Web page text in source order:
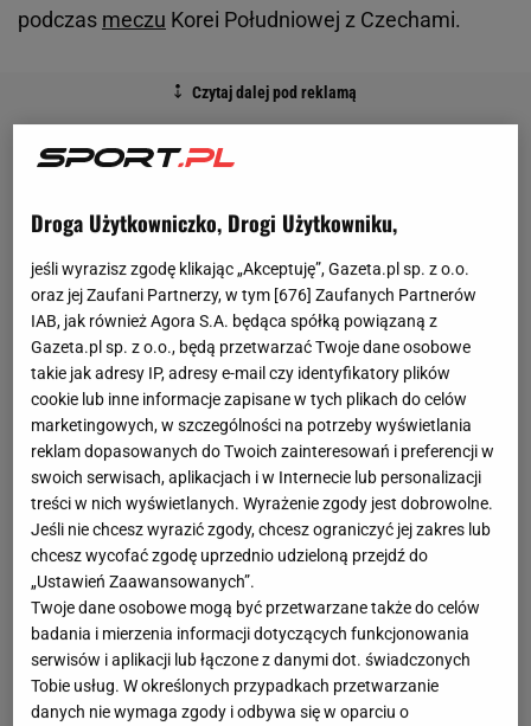
podczas meczu Korei Południowej z Czechami.
Droga Użytkowniczko, Drogi Użytkowniku,
jeśli wyrazisz zgodę klikając „Akceptuję”, Gazeta.pl sp. z o.o.
oraz jej Zaufani Partnerzy, w tym [676] Zaufanych Partnerów
IAB, jak również Agora S.A. będąca spółką powiązaną z
Gazeta.pl sp. z o.o., będą przetwarzać Twoje dane osobowe
takie jak adresy IP, adresy e-mail czy identyfikatory plików
cookie lub inne informacje zapisane w tych plikach do celów
marketingowych, w szczególności na potrzeby wyświetlania
reklam dopasowanych do Twoich zainteresowań i preferencji w
swoich serwisach, aplikacjach i w Internecie lub personalizacji
treści w nich wyświetlanych. Wyrażenie zgody jest dobrowolne.
Jeśli nie chcesz wyrazić zgody, chcesz ograniczyć jej zakres lub
chcesz wycofać zgodę uprzednio udzieloną przejdź do
„Ustawień Zaawansowanych”.
Twoje dane osobowe mogą być przetwarzane także do celów
badania i mierzenia informacji dotyczących funkcjonowania
serwisów i aplikacji lub łączone z danymi dot. świadczonych
Tobie usług. W określonych przypadkach przetwarzanie
danych nie wymaga zgody i odbywa się w oparciu o